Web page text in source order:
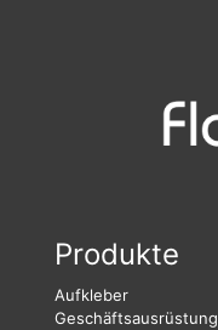
Produkte
Aufkleber
Geschäftsausrüstung